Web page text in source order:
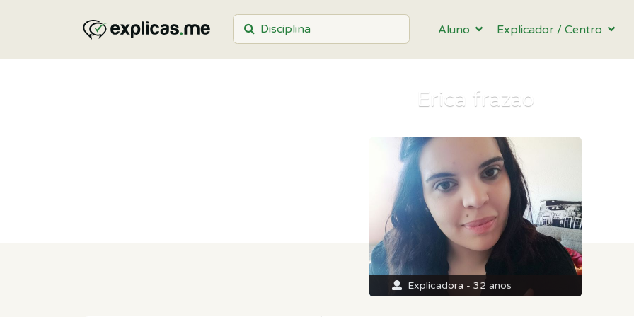
Aluno Explicador / Centro
Erica frazao
Explicadora - 32 anos